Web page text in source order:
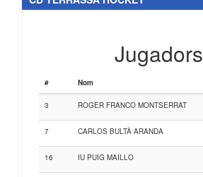
Jugadors
# Nom
3 ROGER FRANCO MONTSERRAT
7 CARLOS BULTÀ ARANDA
16 IU PUIG MAILLO